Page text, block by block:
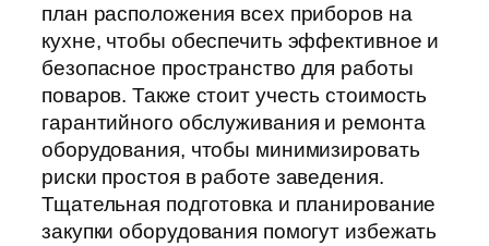
план расположения всех приборов на
кухне, чтобы обеспечить эффективное и
безопасное пространство для работы
поваров. Также стоит учесть стоимость
гарантийного обслуживания и ремонта
оборудования, чтобы минимизировать
риски простоя в работе заведения.
Тщательная подготовка и планирование
закупки оборудования помогут избежать